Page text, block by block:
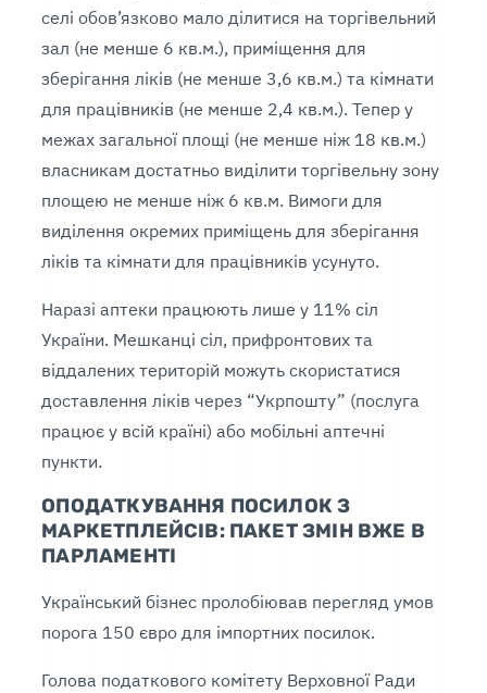
селі обов’язково мало ділитися на торгівельний
зал (не менше 6 кв.м.), приміщення для
зберігання ліків (не менше 3,6 кв.м.) та кімнати
для працівників (не менше 2,4 кв.м.). Тепер у
межах загальної площі (не менше ніж 18 кв.м.)
власникам достатньо виділити торгівельну зону
площею не менше ніж 6 кв.м. Вимоги для
виділення окремих приміщень для зберігання
ліків та кімнати для працівників усунуто.
Наразі аптеки працюють лише у 11% сіл
України. Мешканці сіл, прифронтових та
віддалених територій можуть скористатися
доставлення ліків через “Укрпошту” (послуга
працює у всій країні) або мобільні аптечні
пункти.
ОПОДАТКУВАННЯ ПОСИЛОК З
МАРКЕТПЛЕЙСІВ: ПАКЕТ ЗМІН ВЖЕ В
ПАРЛАМЕНТІ
Український бізнес пролобіював перегляд умов
порога 150 євро для імпортних посилок.
Голова податкового комітету Верховної Ради